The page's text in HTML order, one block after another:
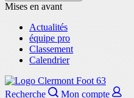
Mises en avant
Actualités
équipe pro
Classement
Calendrier
Recherche
Mon compte